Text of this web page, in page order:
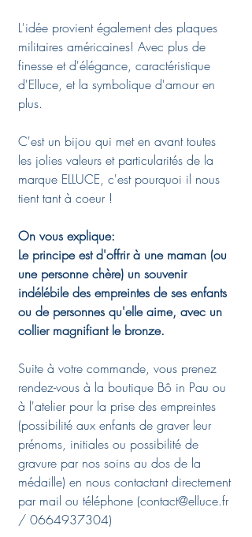
L'idée provient également des plaques
militaires américaines! Avec plus de
finesse et d'élégance, caractéristique
d'Elluce, et la symbolique d'amour en
plus.
C'est un bijou qui met en avant toutes
les jolies valeurs et particularités de la
marque ELLUCE, c'est pourquoi il nous
tient tant à coeur !
On vous explique:
Le principe est d'offrir à une maman (ou
une personne chère) un souvenir
indélébile des empreintes de ses enfants
ou de personnes qu'elle aime, avec un
collier magnifiant le bronze.
Suite à votre commande, vous prenez
rendez-vous à la boutique Bô in Pau ou
à l'atelier pour la prise des empreintes
(possibilité aux enfants de graver leur
prénoms, initiales ou possibilité de
gravure par nos soins au dos de la
médaille) en nous contactant directement
par mail ou téléphone (contact@elluce.fr
/ 0664937304)